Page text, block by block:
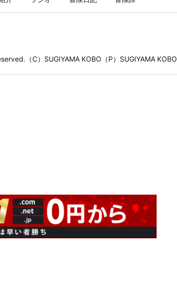
（C）SUGIYAMA KOBO（P）SUGIYAMA KOBO